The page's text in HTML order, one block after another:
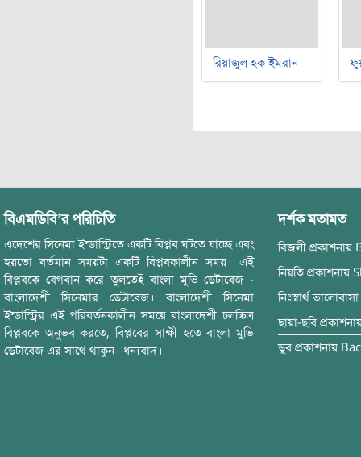
রিয়াজুল হক ইমরান
বিএমডিবি’র পরিচিতি
এদেশের সিনেমা ইন্ডাস্ট্রিতে একটি বিপ্লব ঘটতে যাচ্ছে এবং
হয়তো বর্তমান সময়টা একটি বিপ্লবকালীন সময়। এই
বিপ্লবকে বেগবান করে তুলতেই বাংলা মুভি ডেটাবেজ -
বাংলাদেশী সিনেমার ডেটাবেজ। বাংলাদেশী সিনেমা
ইন্ডাস্ট্রির এই পরিবর্তনকালীন সময়ে বাংলাদেশী চলচ্চিত্র
বিপ্লবকে অনুভব করতে, বিপ্লবের সাক্ষী হতে বাংলা মুভি
ডেটাবেজ এর সাথে থাকুন। ধন্যবাদ।
দর্শক মতামত
বিজলী প্রকাশনায়
নিয়তি প্রকাশনায়
নিঃস্বার্থ ভালোবাসা
ছায়া-ছবি
ডুব প্রকাশনায়